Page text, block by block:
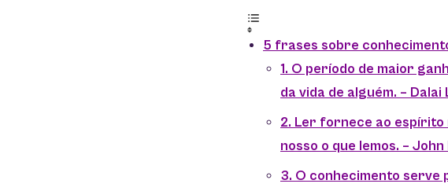
5 frases sobre
1. O período de maior
da vida de alguém. – Dalai
2. Ler fornece ao espírito
nosso o que lemos. – John
3. O conhecimento serve